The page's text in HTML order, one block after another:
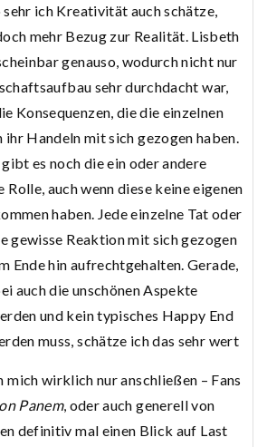
sehr ich Kreativität auch schätze,
mehr Bezug zur Realität. Lisbeth
genauso, wodurch nicht nur
sehr durchdacht war,
Konsequenzen, die die einzelnen
Handeln mit sich gezogen haben.
es noch die ein oder andere
Rolle, auch wenn diese keine eigenen
haben. Jede einzelne Tat oder
gewisse Reaktion mit sich gezogen
Ende hin aufrechtgehalten. Gerade,
auch die unschönen Aspekte
und kein typisches Happy End
muss, schätze ich das sehr wert
mich wirklich nur anschließen – Fans
Panem, oder auch generell von
definitiv mal einen Blick auf Last